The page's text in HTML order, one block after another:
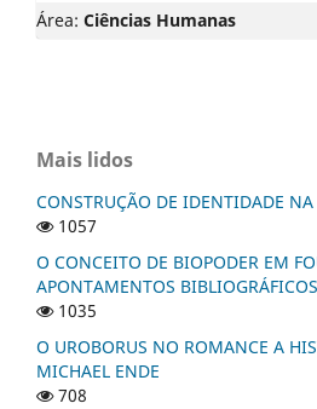
Área: Ciências Humanas
Mais lidos
CONSTRUÇÃO DE IDENTIDADE
1057
O CONCEITO DE BIOPODER EM
APONTAMENTOS BIBLIOGRÁFICOS
1035
O UROBORUS NO ROMANCE A
MICHAEL ENDE
708